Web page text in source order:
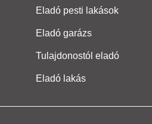
Eladó pesti lakások
Eladó garázs
Tulajdonostól eladó
Eladó lakás